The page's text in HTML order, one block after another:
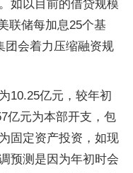
如以目前的借贷规模
联储每加息25个基
团会着力压缩融资规
10.25亿元，较年初
亿元为本部开支，包
固定资产投资，如现
预测是因为年初时会